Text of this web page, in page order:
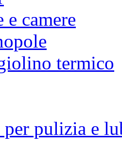
e camere
termico
per pulizia e